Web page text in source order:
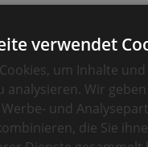
verwendet
um Inhalte
analysieren. Wir
und
die Sie